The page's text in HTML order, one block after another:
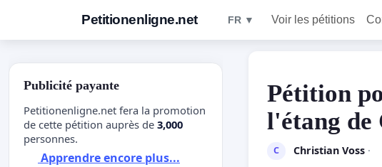
Petitionenligne.net FR ▼ Voir les pétitions
Pétition
l'étang de
C Christian Voss·
Publicité payante
Petitionenligne.net fera la promotion
de cette pétition auprès de 3,000
personnes.
Apprendre encore plus...